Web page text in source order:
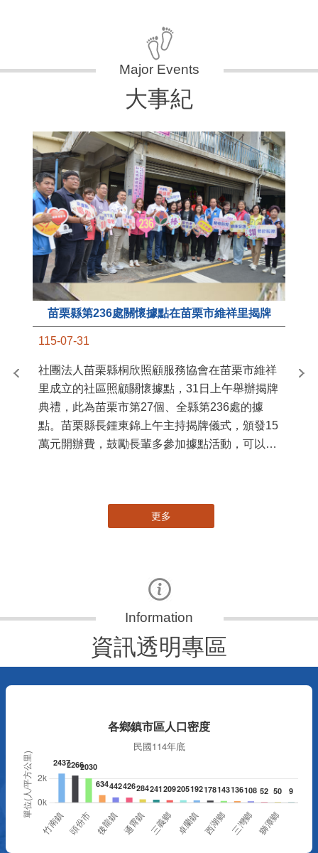
大事紀
苗栗縣第236處關懷據點在苗栗市維祥里揭牌
115-07-31
社團法人苗栗縣桐欣照顧服務協會在苗栗市維祥
里成立的社區照顧關懷據點，31日上午舉辦揭牌
典禮，此為苗栗市第27個、全縣第236處的據
點。苗栗縣長鍾東錦上午主持揭牌儀式，頒發15
萬元開辦費，鼓勵長輩多參加據點活動，可以更
國
更多
資訊透明專區